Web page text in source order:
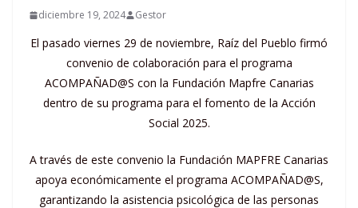
diciembre 19, 2024 Gestor
El pasado viernes 29 de noviembre, Raíz del Pueblo firmó
convenio de colaboración para el programa
ACOMPAÑAD@S con la Fundación Mapfre Canarias
dentro de su programa para el fomento de la Acción
Social 2025.
A través de este convenio la Fundación MAPFRE Canarias
apoya económicamente el programa ACOMPAÑAD@S,
garantizando la asistencia psicológica de las personas